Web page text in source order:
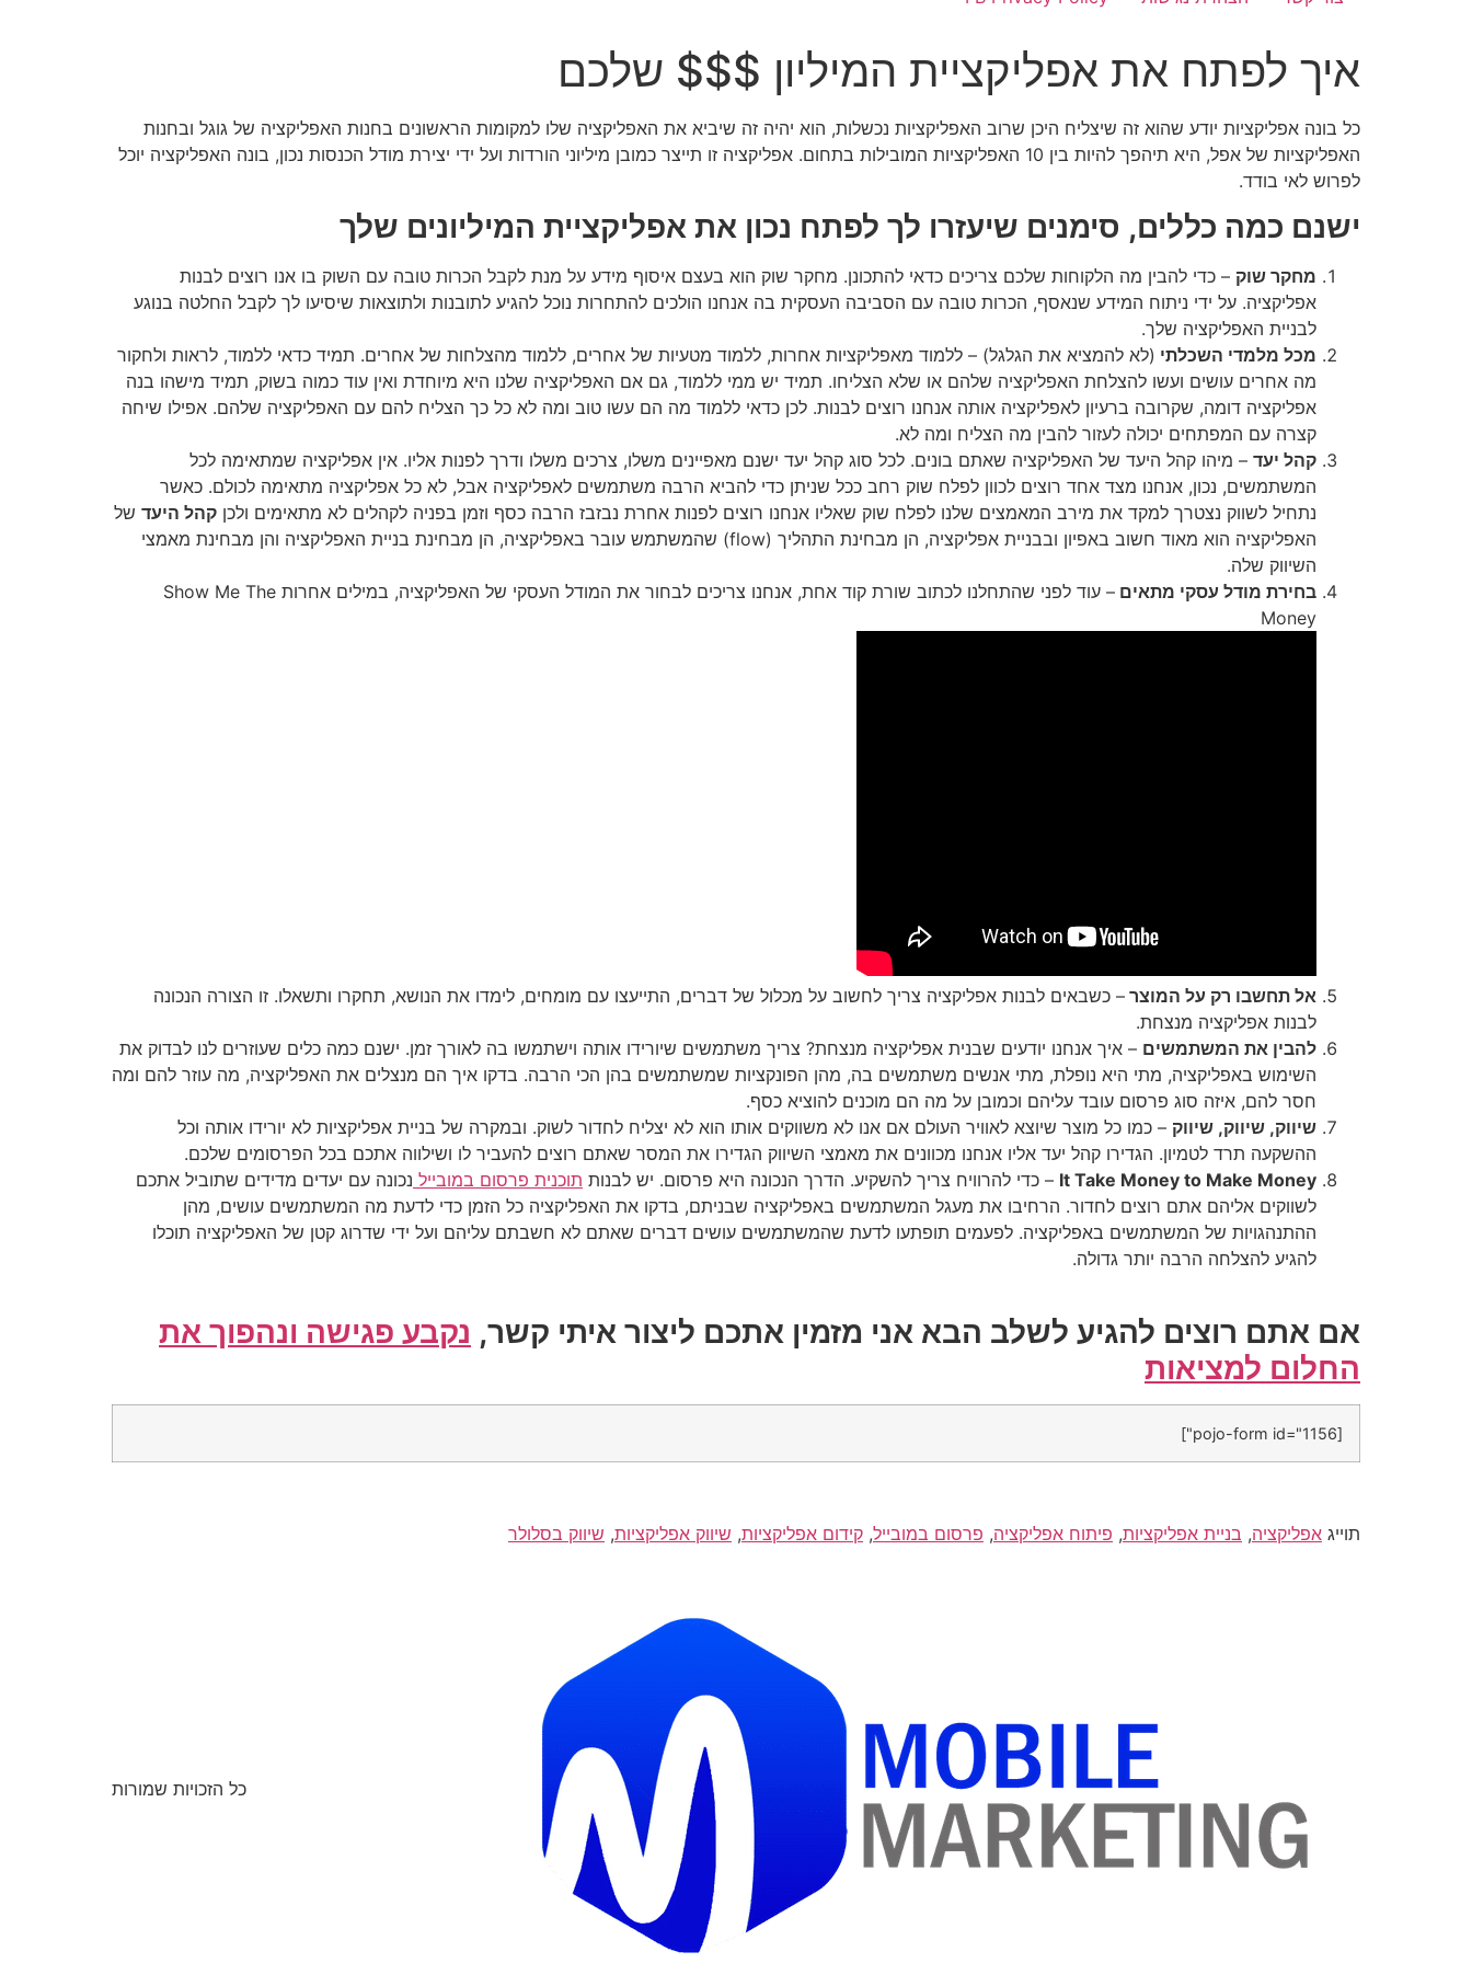
איך לפתח את אפליקציית המיליון $$$ שלכם
כל בונה אפליקציות יודע שהוא זה שיצליח היכן שרוב האפליקציות נכשלות, הוא יהיה זה שיביא את האפליקציה שלו למקומות הראשונים בחנות האפליקציה של גוגל ובחנות
האפליקציות של אפל, היא תיהפך להיות בין 10 האפליקציות המובילות בתחום. אפליקציה זו תייצר כמובן מיליוני הורדות ועל ידי יצירת מודל הכנסות נכון, בונה האפליקציה יוכל
לפרוש לאי בודד.
ישנם כמה כללים, סימנים שיעזרו לך לפתח נכון את אפליקציית המיליונים שלך
מחקר שוק – כדי להבין מה הלקוחות שלכם צריכים כדאי להתכונן. מחקר שוק הוא בעצם איסוף מידע על מנת לקבל הכרות טובה עם השוק בו אנו רוצים לבנות
אפליקציה. על ידי ניתוח המידע שנאסף, הכרות טובה עם הסביבה העסקית בה אנחנו הולכים להתחרות נוכל להגיע לתובנות ולתוצאות שיסיעו לך לקבל החלטה בנוגע
לבניית האפליקציה שלך.
מכל מלמדי השכלתי (לא להמציא את הגלגל) – ללמוד מאפליקציות אחרות, ללמוד מטעיות של אחרים, ללמוד מהצלחות של אחרים. תמיד כדאי ללמוד, לראות ולחקור
מה אחרים עושים ועשו להצלחת האפליקציה שלהם או שלא הצליחו. תמיד יש ממי ללמוד, גם אם האפליקציה שלנו היא מיוחדת ואין עוד כמוה בשוק, תמיד מישהו בנה
אפליקציה דומה, שקרובה ברעיון לאפליקציה אותה אנחנו רוצים לבנות. לכן כדאי ללמוד מה הם עשו טוב ומה לא כל כך הצליח להם עם האפליקציה שלהם. אפילו שיחה
קצרה עם המפתחים יכולה לעזור להבין מה הצליח ומה לא.
קהל יעד – מיהו קהל היעד של האפליקציה שאתם בונים. לכל סוג קהל יעד ישנם מאפיינים משלו, צרכים משלו ודרך לפנות אליו. אין אפליקציה שמתאימה לכל
המשתמשים, נכון, אנחנו מצד אחד רוצים לכוון לפלח שוק רחב ככל שניתן כדי להביא הרבה משתמשים לאפליקציה אבל, לא כל אפליקציה מתאימה לכולם. כאשר
נתחיל לשווק נצטרך למקד את מירב המאמצים שלנו לפלח שוק שאליו אנחנו רוצים לפנות אחרת נבזבז הרבה כסף וזמן בפניה לקהלים לא מתאימים ולכן קהל היעד של
האפליקציה הוא מאוד חשוב באפיון ובבניית אפליקציה, הן מבחינת התהליך (flow) שהמשתמש עובר באפליקציה, הן מבחינת בניית האפליקציה והן מבחינת מאמצי
השיווק שלה.
בחירת מודל עסקי מתאים
– עוד לפני שהתחלנו לכתוב שורת קוד אחת, אנחנו צריכים לבחור את המודל העסקי של האפליקציה, במילים אחרות Show Me The
Money
אל תחשבו רק על המוצר – כשבאים לבנות אפליקציה צריך לחשוב על מכלול של דברים, התייעצו עם מומחים, לימדו את הנושא, תחקרו ותשאלו. זו הצורה הנכונה
לבנות אפליקציה מנצחת.
להבין את המשתמשים – איך אנחנו יודעים שבנית אפליקציה מנצחת? צריך משתמשים שיורידו אותה וישתמשו בה לאורך זמן. ישנם כמה כלים שעוזרים לנו לבדוק את
השימוש באפליקציה, מתי היא נופלת, מתי אנשים משתמשים בה, מהן הפונקציות שמשתמשים בהן הכי הרבה. בדקו איך הם מנצלים את האפליקציה, מה עוזר להם ומה
חסר להם, איזה סוג פרסום עובד עליהם וכמובן על מה הם מוכנים להוציא כסף.
שיווק, שיווק, שיווק – כמו כל מוצר שיוצא לאוויר העולם אם אנו לא משווקים אותו הוא לא יצליח לחדור לשוק. ובמקרה של בניית אפליקציות לא יורידו אותה וכל
ההשקעה תרד לטמיון. הגדירו קהל יעד אליו אנחנו מכוונים את מאמצי השיווק הגדירו את המסר שאתם רוצים להעביר לו ושילווה אתכם בכל הפרסומים שלכם.
It Take Money to Make Money – כדי להרוויח צריך להשקיע. הדרך הנכונה היא פרסום. יש לבנות תוכנית פרסום במובייל נכונה עם יעדים מדידים שתוביל אתכם
לשווקים אליהם אתם רוצים לחדור. הרחיבו את מעגל המשתמשים באפליקציה שבניתם, בדקו את האפליקציה כל הזמן כדי לדעת מה המשתמשים עושים, מהן
ההתנהגויות של המשתמשים באפליקציה. לפעמים תופתעו לדעת שהמשתמשים עושים דברים שאתם לא חשבתם עליהם ועל ידי שדרוג קטן של האפליקציה תוכלו
להגיע להצלחה הרבה יותר גדולה.
אם אתם רוצים להגיע לשלב הבא אני מזמין אתכם ליצור איתי קשר, נקבע פגישה ונהפוך את
החלום למציאות
[pojo-form id="1156"]
תוייג אפליקציה, בניית אפליקציות, פיתוח אפליקציה, פרסום במובייל, קידום אפליקציות, שיווק אפליקציות, שיווק בסלולר
כל הזכויות שמורות